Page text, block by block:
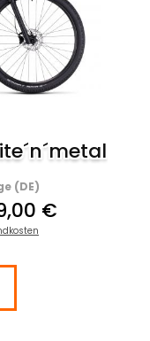
(DE)
€